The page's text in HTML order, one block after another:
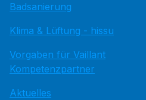
Badsanierung
Klima & Lüftung - hissu
Vorgaben für Vaillant
Kompetenzpartner
Aktuelles